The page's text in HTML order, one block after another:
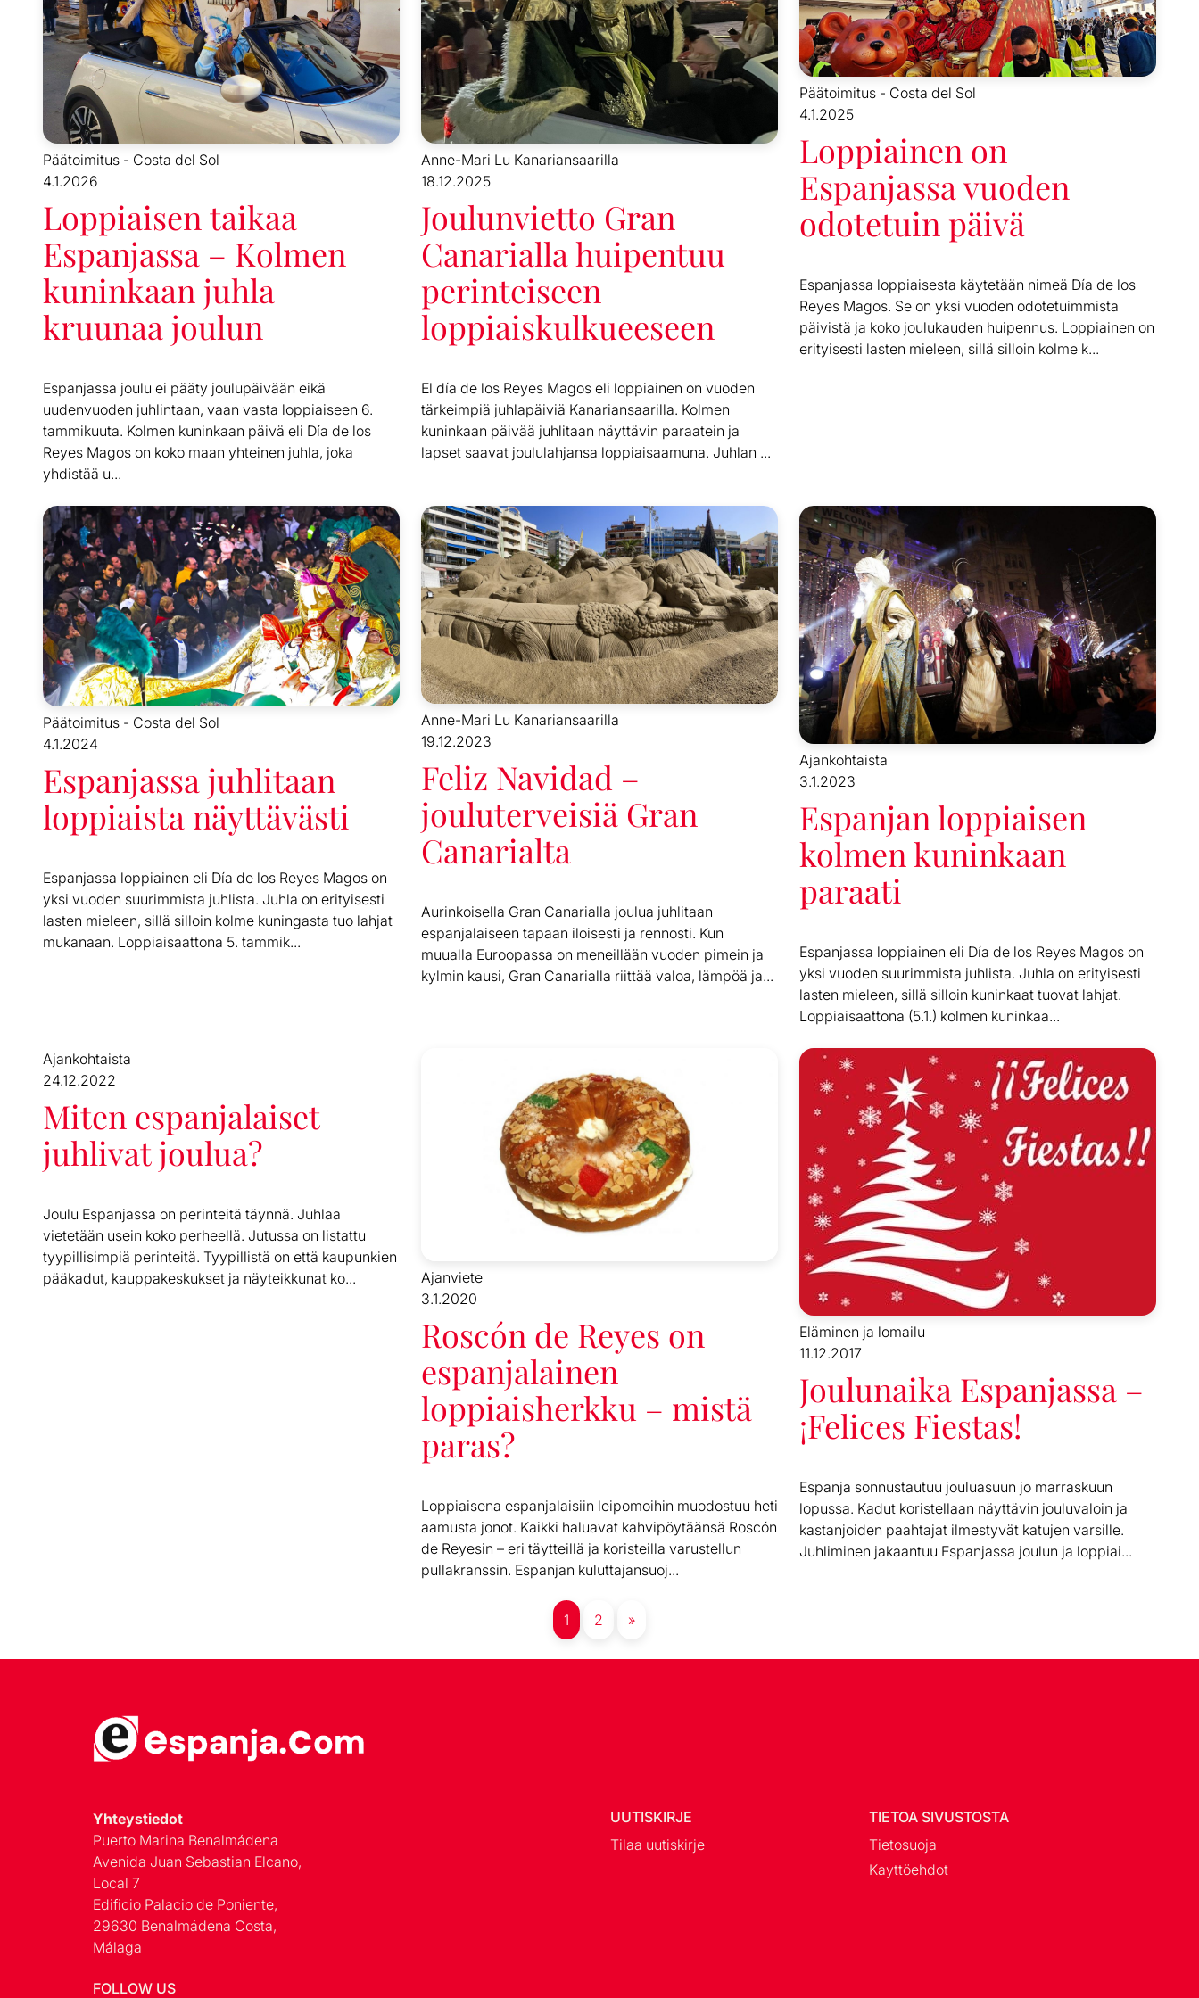
Päätoimitus - Costa del Sol
4.1.2026
Loppiaisen taikaa
Espanjassa – Kolmen
kuninkaan juhla
kruunaa joulun
Espanjassa joulu ei pääty joulupäivään eikä
uudenvuoden juhlintaan, vaan vasta loppiaiseen 6.
tammikuuta. Kolmen kuninkaan päivä eli Día de los
Reyes Magos on koko maan yhteinen juhla, joka
yhdistää u...
Anne-Mari Lu Kanariansaarilla
18.12.2025
Joulunvietto Gran
Canarialla huipentuu
perinteiseen
loppiaiskulkueeseen
El día de los Reyes Magos eli loppiainen on vuoden
tärkeimpiä juhlapäiviä Kanariansaarilla. Kolmen
kuninkaan päivää juhlitaan näyttävin paraatein ja
lapset saavat joululahjansa loppiaisaamuna. Juhlan ...
Päätoimitus - Costa del Sol
4.1.2025
Loppiainen on
Espanjassa vuoden
odotetuin päivä
Espanjassa loppiaisesta käytetään nimeä Día de los
Reyes Magos. Se on yksi vuoden odotetuimmista
päivistä ja koko joulukauden huipennus. Loppiainen on
erityisesti lasten mieleen, sillä silloin kolme k...
Päätoimitus - Costa del Sol
4.1.2024
Espanjassa juhlitaan
loppiaista näyttävästi
Espanjassa loppiainen eli Día de los Reyes Magos on
yksi vuoden suurimmista juhlista. Juhla on erityisesti
lasten mieleen, sillä silloin kolme kuningasta tuo lahjat
mukanaan. Loppiaisaattona 5. tammik...
Anne-Mari Lu Kanariansaarilla
19.12.2023
Feliz Navidad –
jouluterveisiä Gran
Canarialta
Aurinkoisella Gran Canarialla joulua juhlitaan
espanjalaiseen tapaan iloisesti ja rennosti. Kun
muualla Euroopassa on meneillään vuoden pimein ja
kylmin kausi, Gran Canarialla riittää valoa, lämpöä ja...
Ajankohtaista
3.1.2023
Espanjan loppiaisen
kolmen kuninkaan
paraati
Espanjassa loppiainen eli Día de los Reyes Magos on
yksi vuoden suurimmista juhlista. Juhla on erityisesti
lasten mieleen, sillä silloin kuninkaat tuovat lahjat.
Loppiaisaattona (5.1.) kolmen kuninkaa...
Ajankohtaista
24.12.2022
Miten espanjalaiset
juhlivat joulua?
Joulu Espanjassa on perinteitä täynnä. Juhlaa
vietetään usein koko perheellä. Jutussa on listattu
tyypillisimpiä perinteitä. Tyypillistä on että kaupunkien
pääkadut, kauppakeskukset ja näyteikkunat ko...
Ajanviete
3.1.2020
Roscón de Reyes on
espanjalainen
loppiaisherkku – mistä
paras?
Loppiaisena espanjalaisiin leipomoihin muodostuu heti
aamusta jonot. Kaikki haluavat kahvipöytäänsä Roscón
de Reyesin – eri täytteillä ja koristeilla varustellun
pullakranssin. Espanjan kuluttajansuoj...
Eläminen ja lomailu
11.12.2017
Joulunaika Espanjassa –
¡Felices Fiestas!
Espanja sonnustautuu jouluasuun jo marraskuun
lopussa. Kadut koristellaan näyttävin jouluvaloin ja
kastanjoiden paahtajat ilmestyvät katujen varsille.
Juhliminen jakaantuu Espanjassa joulun ja loppiai...
1 2 »
Yhteystiedot
Puerto Marina Benalmádena
Avenida Juan Sebastian Elcano,
Local 7
Edificio Palacio de Poniente,
29630 Benalmádena Costa,
Málaga
FOLLOW US
UUTISKIRJE
Tilaa uutiskirje
TIETOA SIVUSTOSTA
Tietosuoja
Kayttöehdot